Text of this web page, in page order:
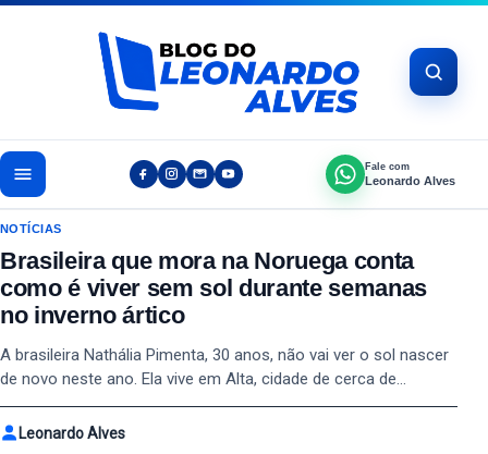
Pular para o conteúdo
Fale com
Leonardo Alves
NOTÍCIAS
Brasileira que mora na Noruega conta
como é viver sem sol durante semanas
no inverno ártico
A brasileira Nathália Pimenta, 30 anos, não vai ver o sol nascer
de novo neste ano. Ela vive em Alta, cidade de cerca de…
Leonardo Alves